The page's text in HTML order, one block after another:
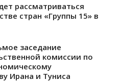
рассматриваться
стран «Группы 15» в
заседание
комиссии по
Ирана и Туниса